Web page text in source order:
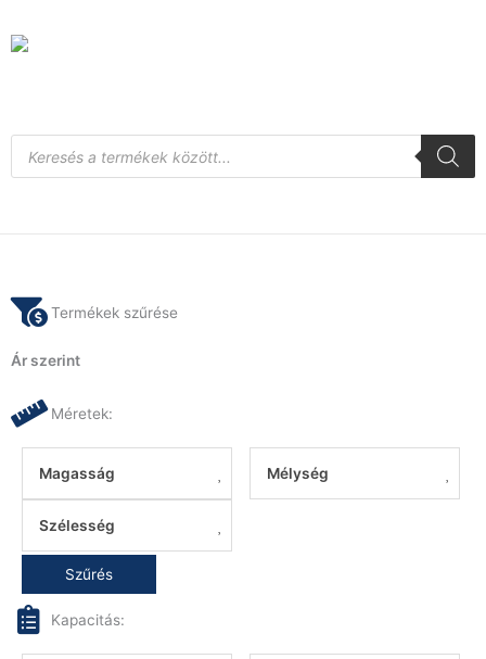
to
Products
search
Termékek szűrése
Ár szerint
Méretek:
Magasság Mélység
Szélesség
Szűrés
Kapacitás: